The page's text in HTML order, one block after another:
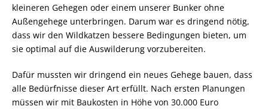
kleineren Gehegen oder einem unserer Bunker ohne
Außengehege unterbringen. Darum war es dringend nötig,
dass wir den Wildkatzen bessere Bedingungen bieten, um
sie optimal auf die Auswilderung vorzubereiten.
Dafür mussten wir dringend ein neues Gehege bauen, dass
alle Bedürfnisse dieser Art erfüllt. Nach ersten Planungen
müssen wir mit Baukosten in Höhe von 30.000 Euro